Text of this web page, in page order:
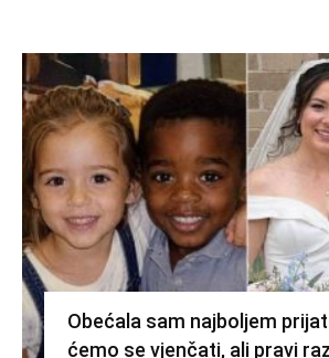
Obećala sam najboljem
ćemo se vjenčati, ali pravi